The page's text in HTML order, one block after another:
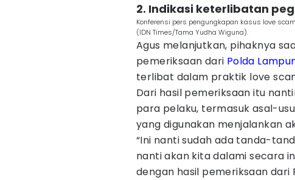
2. Indikasi keterlibatan
Konferensi pers pengungkapan kasus love
(IDN Times/Tama Yudha Wiguna).
Agus melanjutkan, pihaknya
pemeriksaan dari Polda
terlibat dalam praktik love
Dari hasil pemeriksaan itu
para pelaku, termasuk asal-
yang digunakan menjalankan
“Ini nanti sudah ada tanda-
nanti akan kita dalami secara
dengan hasil pemeriksaan dari